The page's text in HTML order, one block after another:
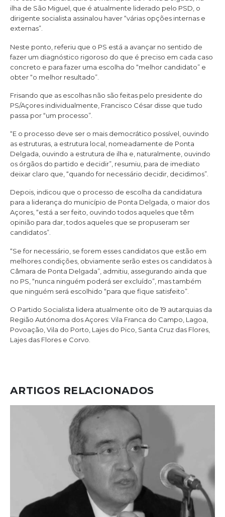
ilha de São Miguel, que é atualmente liderado pelo PSD, o
dirigente socialista assinalou haver “várias opções internas e
externas”.
Neste ponto, referiu que o PS está a avançar no sentido de
fazer um diagnóstico rigoroso do que é preciso em cada caso
concreto e para fazer uma escolha do “melhor candidato” e
obter “o melhor resultado”.
Frisando que as escolhas não são feitas pelo presidente do
PS/Açores individualmente, Francisco César disse que tudo
passa por “um processo”.
“E o processo deve ser o mais democrático possível, ouvindo
as estruturas, a estrutura local, nomeadamente de Ponta
Delgada, ouvindo a estrutura de ilha e, naturalmente, ouvindo
os órgãos do partido e decidir”, resumiu, para de imediato
deixar claro que, “quando for necessário decidir, decidimos”.
Depois, indicou que o processo de escolha da candidatura
para a liderança do município de Ponta Delgada, o maior dos
Açores, “está a ser feito, ouvindo todos aqueles que têm
opinião para dar, todos aqueles que se propuseram ser
candidatos”.
“Se for necessário, se forem esses candidatos que estão em
melhores condições, obviamente serão estes os candidatos à
Câmara de Ponta Delgada”, admitiu, assegurando ainda que
no PS, “nunca ninguém poderá ser excluído”, mas também
que ninguém será escolhido “para que fique satisfeito”.
O Partido Socialista lidera atualmente oito de 19 autarquias da
Região Autónoma dos Açores: Vila Franca do Campo, Lagoa,
Povoação, Vila do Porto, Lajes do Pico, Santa Cruz das Flores,
Lajes das Flores e Corvo.
ARTIGOS RELACIONADOS